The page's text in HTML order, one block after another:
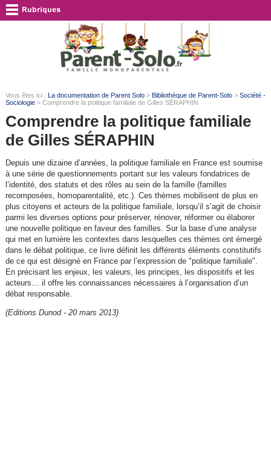
Vous êtes ici : La documentation de Parent Solo> Bibliothèque de Parent-Solo> Société -
Sociologie> Comprendre la politique familiale de Gilles SÉRAPHIN
Comprendre la politique familiale
de Gilles SÉRAPHIN
Depuis une dizaine d’années, la politique familiale en France est soumise
à une série de questionnements portant sur les valeurs fondatrices de
l’identité, des statuts et des rôles au sein de la famille (familles
recomposées, homoparentalité, etc.). Ces thèmes mobilisent de plus en
plus citoyens et acteurs de la politique familiale, lorsqu’il s’agit de choisir
parmi les diverses options pour préserver, rénover, réformer ou élaborer
une nouvelle politique en faveur des familles. Sur la base d’une analyse
qui met en lumière les contextes dans lesquelles ces thèmes ont émergé
dans le débat politique, ce livre définit les différents éléments constitutifs
de ce qui est désigné en France par l’expression de "politique familiale".
En précisant les enjeux, les valeurs, les principes, les dispositifs et les
acteurs… il offre les connaissances nécessaires à l’organisation d’un
débat responsable.
(Editions Dunod - 20 mars 2013)